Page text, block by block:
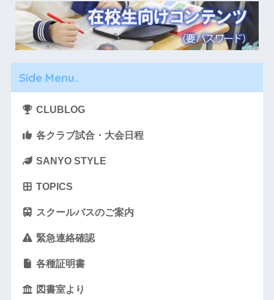
Side Menu..
CLUBLOG
各クラブ試合・大会日程
SANYO STYLE
TOPICS
スクールバスのご案内
緊急連絡確認
各種証明書
図書室より